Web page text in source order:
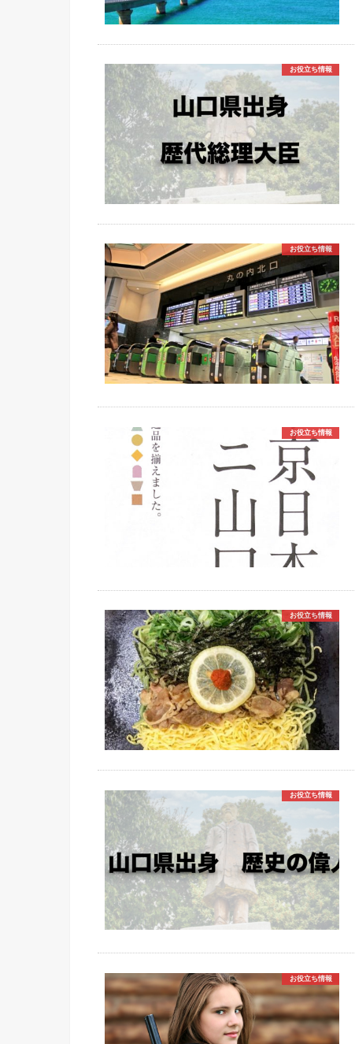
お役立ち情報
お役立ち情報
お役立ち情報
お役立ち情報
お役立ち情報
お役立ち情報